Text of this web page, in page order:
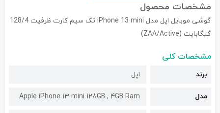
مشخصات محصول
گوشی موبایل اپل مدل iPhone 13 mini تک سیم کارت ظرفیت 128/4
گیگابایت (ZAA/Active)
مشخصات کلی
برند اپل
مدل Apple iPhone 13 mini 128GB , 4GB Ram